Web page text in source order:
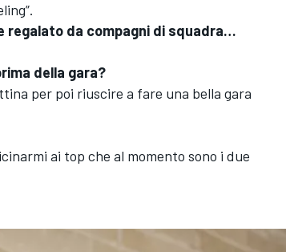
regalato da compagni di squadra…
della gara?
per poi riuscire a fare una bella gara
ai top che al momento sono i due